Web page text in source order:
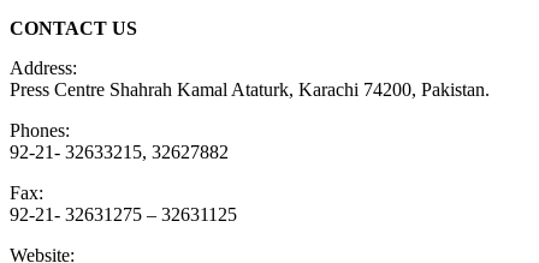
CONTACT US
Address:
Press Centre Shahrah Kamal Ataturk, Karachi 74200, Pakistan.
Phones:
92-21- 32633215, 32627882
Fax:
92-21- 32631275 – 32631125
Website: